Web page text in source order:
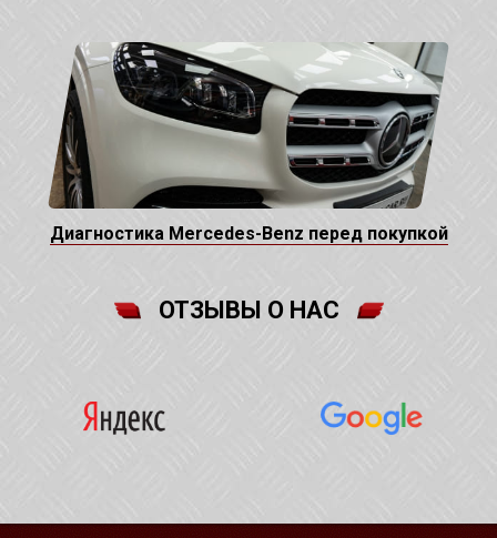
Диагностика Mercedes-Benz перед покупкой
ОТЗЫВЫ О НАС